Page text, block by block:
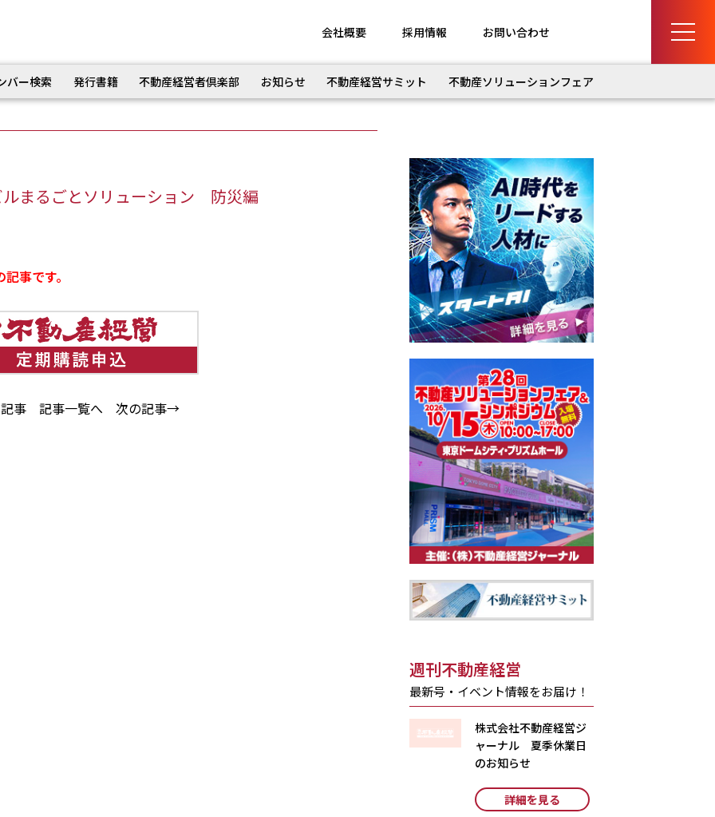
会社概要 採用情報 お問い合わせ
バー検索 発行書籍 不動産経営者倶楽部 お知らせ 不動産経営サミット 不動産ソリューションフェア
まるごとソリューション 防災編
事です。
事 記事一覧へ 次の記事→
週刊不動産経営
最新号・イベント情報をお届け！
株式会社不動産経営ジ
ャーナル 夏季休業日
のお知らせ
詳細を見る